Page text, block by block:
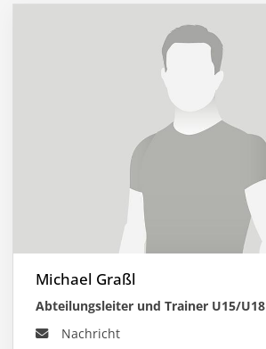
Michael Graßl
Abteilungsleiter und Trainer U15/U18
Nachricht